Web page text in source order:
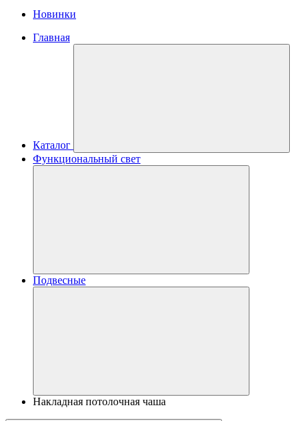
Новинки
Главная
Каталог
Функциональный свет
Подвесные
Накладная потолочная чаша